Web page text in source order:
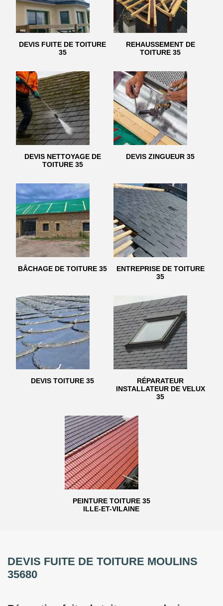
DEVIS FUITE DE TOITURE
35
REHAUSSEMENT DE
TOITURE 35
DEVIS NETTOYAGE DE
TOITURE 35
DEVIS ZINGUEUR 35
BÂCHAGE DE TOITURE 35
ENTREPRISE DE TOITURE
35
DEVIS TOITURE 35
RÉPARATEUR
INSTALLATEUR DE VELUX
35
PEINTURE TOITURE 35
ILLE-ET-VILAINE
DEVIS FUITE DE TOITURE MOULINS
35680